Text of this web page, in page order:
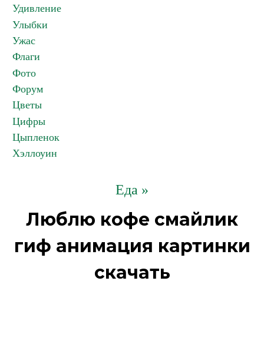
Удивление
Улыбки
Ужас
Флаги
Фото
Форум
Цветы
Цифры
Цыпленок
Хэллоуин
Еда »
Люблю кофе смайлик
гиф анимация картинки
скачать